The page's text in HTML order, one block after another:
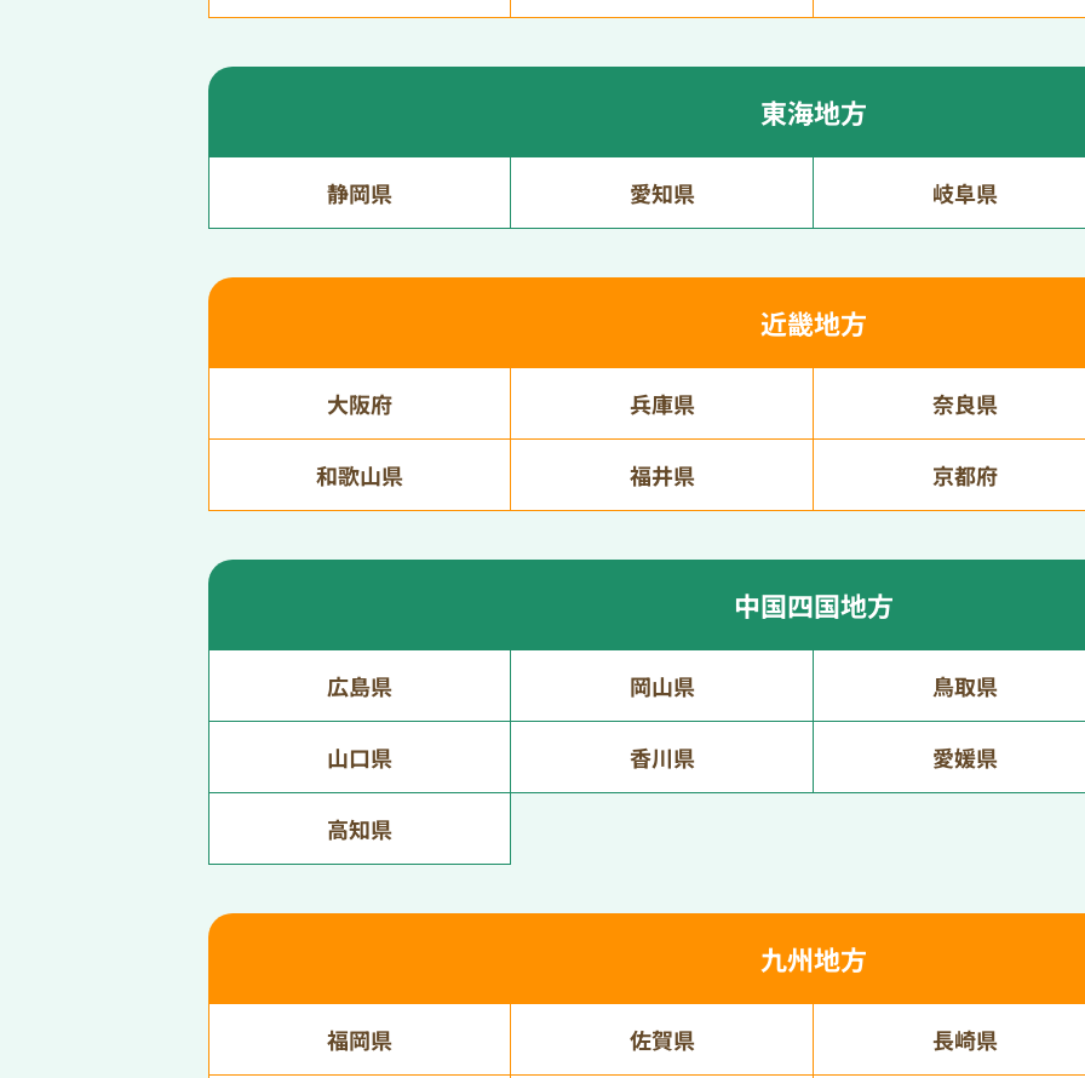
東海地方
静岡県 愛知県 岐阜県
近畿地方
大阪府 兵庫県 奈良県
和歌山県 福井県 京都府
中国四国地方
広島県 岡山県 鳥取県
山口県 香川県 愛媛県
高知県
九州地方
福岡県 佐賀県 長崎県